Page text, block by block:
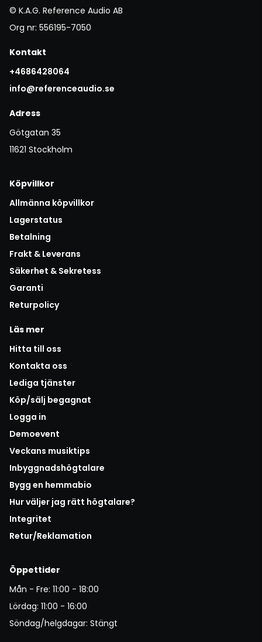
© K.A.G. Reference Audio AB
Org nr: 556195-7050
Kontakt
+4686428064
info@referenceaudio.se
Adress
Götgatan 35
11621 Stockholm
Köpvillkor
Allmänna köpvillkor
Lagerstatus
Betalning
Frakt & Leverans
Säkerhet & Sekretess
Garanti
Returpolicy
Läs mer
Hitta till oss
Kontakta oss
Lediga tjänster
Köp/sälj begagnat
Logga in
Demoevent
Veckans musiktips
Inbyggnadshögtalare
Bygg en hemmabio
Hur väljer jag rätt högtalare?
Integritet
Retur/Reklamation
Öppettider
Mån - Fre: 11:00 - 18:00
Lördag: 11:00 - 16:00
Söndag/helgdagar: Stängt